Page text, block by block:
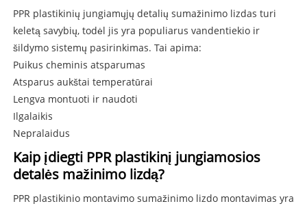
PPR plastikinių jungiamųjų detalių sumažinimo lizdas turi
keletą savybių, todėl jis yra populiarus vandentiekio ir
šildymo sistemų pasirinkimas. Tai apima:
Puikus cheminis atsparumas
Atsparus aukštai temperatūrai
Lengva montuoti ir naudoti
Ilgalaikis
Nepralaidus
Kaip įdiegti PPR plastikinį jungiamosios
detalės mažinimo lizdą?
PPR plastikinio montavimo sumažinimo lizdo montavimas yra